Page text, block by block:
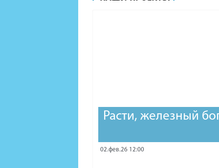
Расти, железный
02.фев.26 12:00